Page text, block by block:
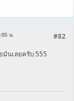
#82
น.
มันเลยครับ 555